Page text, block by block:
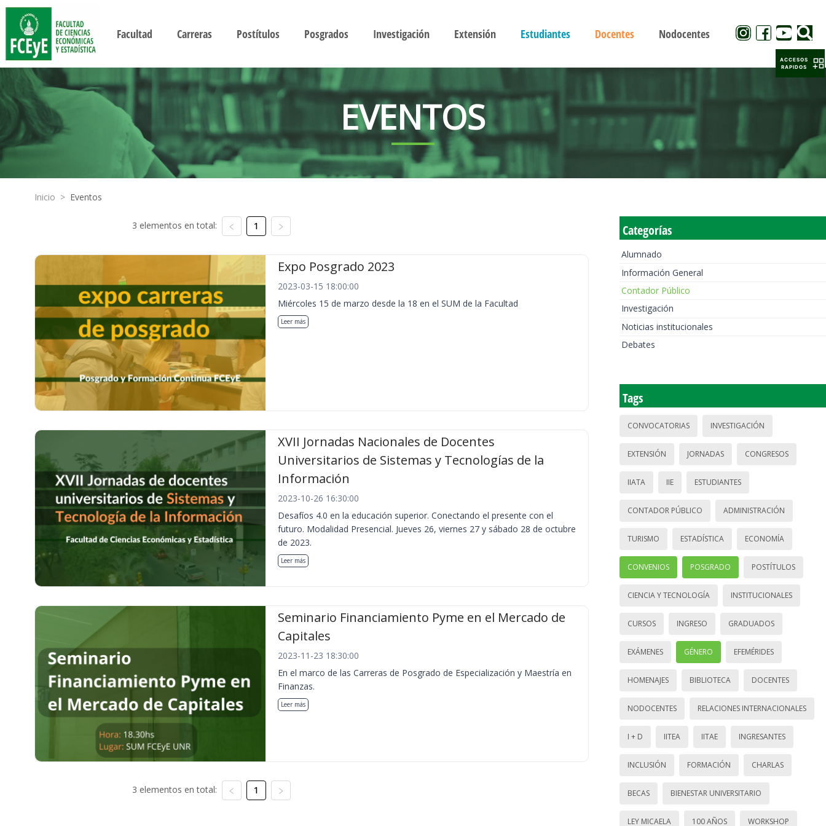
Facultad Carreras Postítulos Posgrados Investigación Extensión Estudiantes Docentes Nodocentes
EVENTOS
Inicio > Eventos
3 elementos en total: 1
Expo Posgrado 2023
2023-03-15 18:00:00
Miércoles 15 de marzo desde la 18 en el SUM de la Facultad
Leer más
XVII Jornadas Nacionales de Docentes
Universitarios de Sistemas y Tecnologías de la
Información
2023-10-26 16:30:00
Desafíos 4.0 en la educación superior. Conectando el presente con el
futuro. Modalidad Presencial. Jueves 26, viernes 27 y sábado 28 de octubre
de 2023.
Leer más
Seminario Financiamiento Pyme en el Mercado de
Capitales
2023-11-23 18:30:00
En el marco de las Carreras de Posgrado de Especialización y Maestría en
Finanzas.
Leer más
3 elementos en total: 1
Categorías
Alumnado
Información General
Contador Público
Investigación
Noticias institucionales
Debates
Tags
CONVOCATORIAS INVESTIGACIÓN
EXTENSIÓN JORNADAS CONGRESOS
IIATA IIE ESTUDIANTES
CONTADOR PÚBLICO ADMINISTRACIÓN
TURISMO ESTADÍSTICA ECONOMÍA
CONVENIOS POSGRADO POSTÍTULOS
CIENCIA Y TECNOLOGÍA INSTITUCIONALES
CURSOS INGRESO GRADUADOS
EXÁMENES GÉNERO EFEMÉRIDES
HOMENAJES BIBLIOTECA DOCENTES
NODOCENTES RELACIONES INTERNACIONALES
I + D IITEA IITAE INGRESANTES
INCLUSIÓN FORMACIÓN CHARLAS
BECAS BIENESTAR UNIVERSITARIO
LEY MICAELA 100 AÑOS WORKSHOP
ACCESOS
RAPIDOS